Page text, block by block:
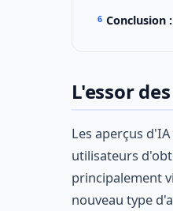
L'essor
Les aperçus
utilisateurs
principalement
nouveau type